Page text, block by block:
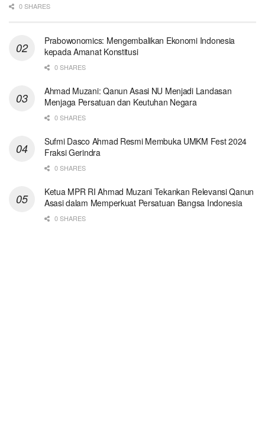
0 SHARES
Prabowonomics: Mengembalikan Ekonomi Indonesia
kepada Amanat Konstitusi
0 SHARES
Ahmad Muzani: Qanun Asasi NU Menjadi Landasan
Menjaga Persatuan dan Keutuhan Negara
0 SHARES
Sufmi Dasco Ahmad Resmi Membuka UMKM Fest 2024
Fraksi Gerindra
0 SHARES
Ketua MPR RI Ahmad Muzani Tekankan Relevansi Qanun
Asasi dalam Memperkuat Persatuan Bangsa Indonesia
0 SHARES